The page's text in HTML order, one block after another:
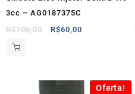
3cc – AG0187375C
R$100,00
O
R$100,00.
R$60,00
R$60,00.
Oferta!